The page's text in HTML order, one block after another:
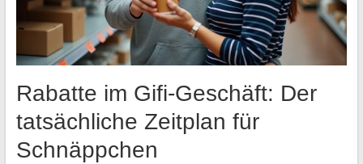
Rabatte im Gifi-Geschäft: Der
tatsächliche Zeitplan für
Schnäppchen